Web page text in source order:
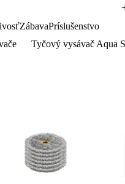
ZábavaPríslušenstvo
Tyčový vysávač Aqua